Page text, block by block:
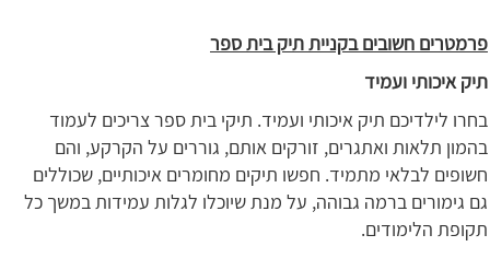
פרמטרים חשובים בקניית תיק בית ספר
תיק איכותי ועמיד
בחרו לילדיכם תיק איכותי ועמיד. תיקי בית ספר צריכים לעמוד
בהמון תלאות ואתגרים, זורקים אותם, גוררים על הקרקע, והם
חשופים לבלאי מתמיד. חפשו תיקים מחומרים איכותיים, שכוללים
גם גימורים ברמה גבוהה, על מנת שיוכלו לגלות עמידות במשך כל
תקופת הלימודים.